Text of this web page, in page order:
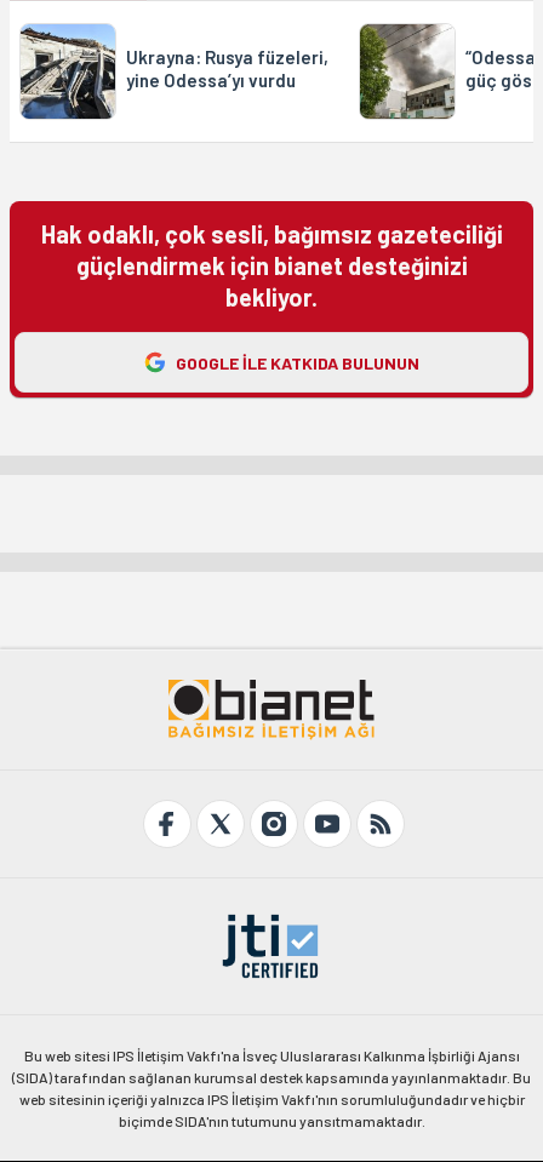
Ukrayna: Rusya füzeleri,
yine Odessa’yı vurdu
güç
Hak odaklı, çok sesli, bağımsız gazeteciliği
güçlendirmek için bianet desteğinizi
bekliyor.
GOOGLE ILE KATKIDA BULUNUN
Bu web sitesi IPS İletişim Vakfı'na İsveç Uluslararası Kalkınma İşbirliği Ajansı
(SIDA) tarafından sağlanan kurumsal destek kapsamında yayınlanmaktadır. Bu
web sitesinin içeriği yalnızca IPS İletişim Vakfı'nın sorumluluğundadır ve hiçbir
biçimde SIDA'nın tutumunu yansıtmamaktadır.